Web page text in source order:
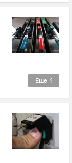
Еще 4
Министерство энергетики Российской Федерации (Минэнерго РФ)